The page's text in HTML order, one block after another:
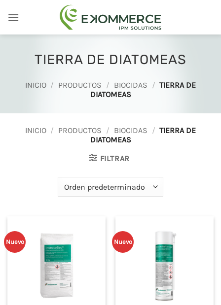
TIERRA DE DIATOMEAS
INICIO / PRODUCTOS / BIOCIDAS / TIERRA DE
DIATOMEAS
INICIO / PRODUCTOS / BIOCIDAS / TIERRA DE
DIATOMEAS
FILTRAR
Nuevo Nuevo